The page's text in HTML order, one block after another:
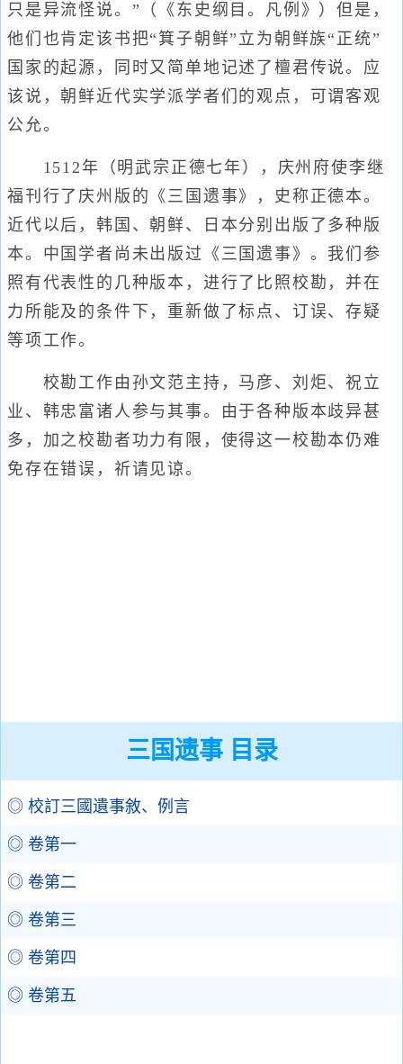
只是异流怪说。”（《东史纲目。凡例》）但是，
他们也肯定该书把“箕子朝鲜”立为朝鲜族“正统”
国家的起源，同时又简单地记述了檀君传说。应
该说，朝鲜近代实学派学者们的观点，可谓客观
公允。
1512年（明武宗正德七年），庆州府使李继
福刊行了庆州版的《三国遗事》，史称正德本。
近代以后，韩国、朝鲜、日本分别出版了多种版
本。中国学者尚未出版过《三国遗事》。我们参
照有代表性的几种版本，进行了比照校勘，并在
力所能及的条件下，重新做了标点、订误、存疑
等项工作。
校勘工作由孙文范主持，马彦、刘炬、祝立
业、韩忠富诸人参与其事。由于各种版本歧异甚
多，加之校勘者功力有限，使得这一校勘本仍难
免存在错误，祈请见谅。
三国遗事 目录
◎ 校訂三國遺事敘、例言
◎ 卷第一
◎ 卷第二
◎ 卷第三
◎ 卷第四
◎ 卷第五